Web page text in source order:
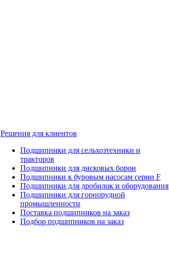
Решения для клиентов
Подшипники для сельхозтехники и
тракторов
Подшипники для дисковых борон
Подшипники к буровым насосам серии F
Подшипники для дробилок и оборудования
Подшипники для горнорудной
промышленности
Поставка подшипников на заказ
Подбор подшипников на заказ